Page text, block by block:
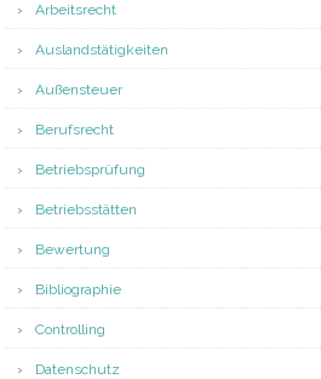
Arbeitsrecht
Auslandstätigkeiten
Außensteuer
Berufsrecht
Betriebsprüfung
Betriebsstätten
Bewertung
Bibliographie
Controlling
Datenschutz